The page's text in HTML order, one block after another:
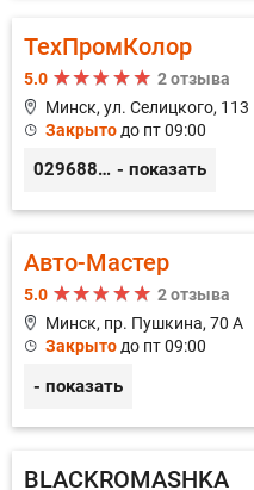
ТехПромКолор
5.0
2 отзыва
Минск, ул. Селицкого, 113
Закрыто до пт 09:00
0296889898 - показать
Авто-Мастер
5.0
2 отзыва
Минск, пр. Пушкина, 70 А
Закрыто до пт 09:00
- показать
BLACKROMASHKA